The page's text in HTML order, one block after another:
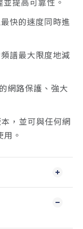
快的速度同時進
譜最大限度地減
網路保護、強大
，並可與任何網
。